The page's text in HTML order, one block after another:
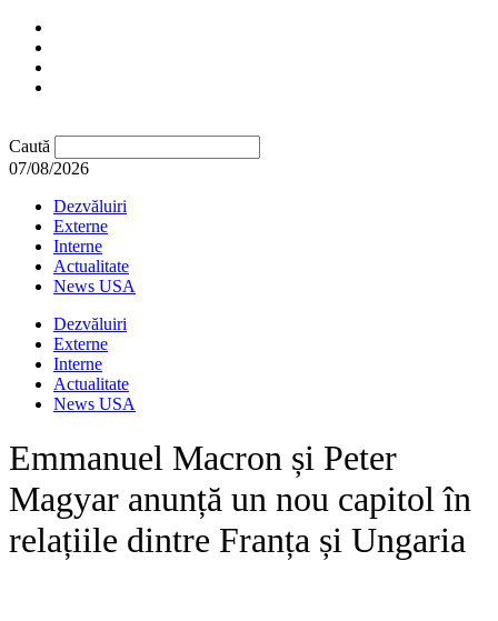
Caută
07/08/2026
Dezvăluiri
Externe
Interne
Actualitate
News USA
Dezvăluiri
Externe
Interne
Actualitate
News USA
Emmanuel Macron și Peter
Magyar anunță un nou capitol în
relațiile dintre Franța și Ungaria